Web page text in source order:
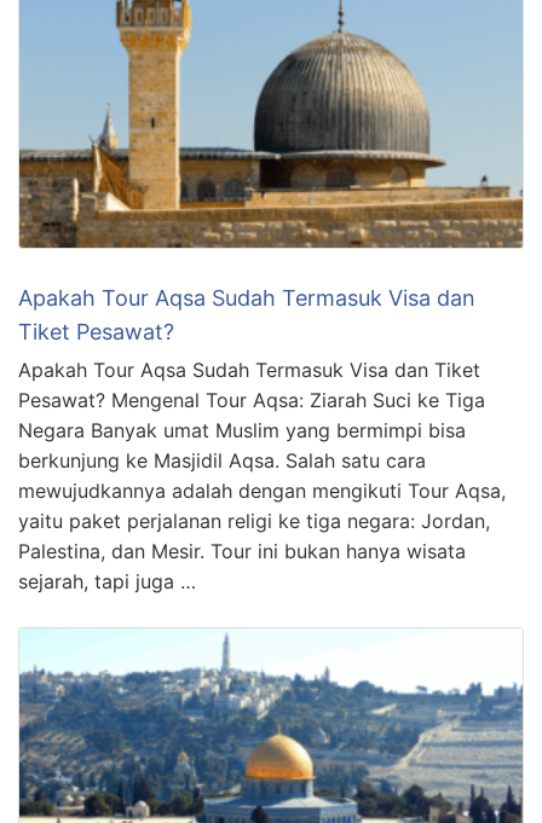
Apakah Tour Aqsa Sudah Termasuk Visa dan
Tiket Pesawat?
Apakah Tour Aqsa Sudah Termasuk Visa dan Tiket
Pesawat? Mengenal Tour Aqsa: Ziarah Suci ke Tiga
Negara Banyak umat Muslim yang bermimpi bisa
berkunjung ke Masjidil Aqsa. Salah satu cara
mewujudkannya adalah dengan mengikuti Tour Aqsa,
yaitu paket perjalanan religi ke tiga negara: Jordan,
Palestina, dan Mesir. Tour ini bukan hanya wisata
sejarah, tapi juga …